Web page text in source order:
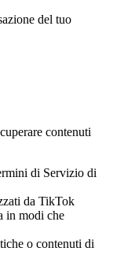
del tuo
contenuti
di Servizio di
da TikTok
in modi che
o contenuti di